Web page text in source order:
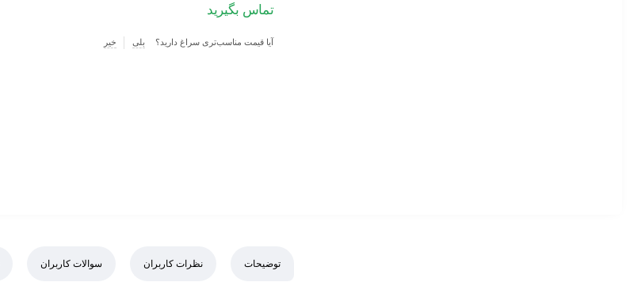
تماس بگیرید
آیا قیمت مناسب‌تری سراغ دارید؟ بلی خیر
توضیحات نظرات کاربران سوالات کاربران